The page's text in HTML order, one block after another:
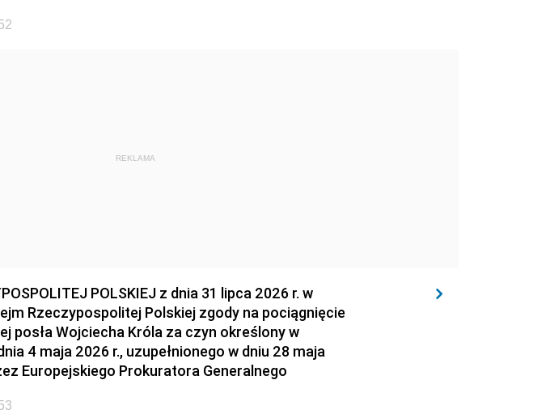
REKLAMA
POLSKIEJ z dnia 31 lipca 2026 r. w
Rzeczypospolitej Polskiej zgody na pociągnięcie
posła Wojciecha Króla za czyn określony w
4 maja 2026 r., uzupełnionego w dniu 28 maja
Europejskiego Prokuratora Generalnego